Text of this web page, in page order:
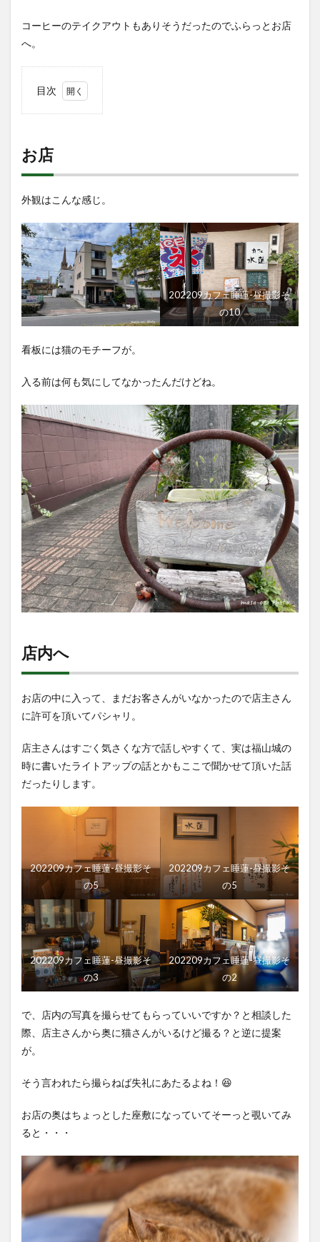
コーヒーのテイクアウトもありそうだったのでふらっとお店
へ。
目次
店内
へ
3
だ料
理
3.1
一品
目
3.2
二品
4
に
5
情報
紹介
地図
情報
お店
外観はこんな感じ。
202209カフェ睡蓮-昼撮影そ
の10
看板には猫のモチーフが。
入る前は何も気にしてなかったんだけどね。
店内へ
お店の中に入って、まだお客さんがいなかったので店主さん
に許可を頂いてパシャリ。
店主さんはすごく気さくな方で話しやすくて、実は福山城の
時に書いたライトアップの話とかもここで聞かせて頂いた話
だったりします。
202209カフェ睡蓮-昼撮影そ
の5
202209カフェ睡蓮-昼撮影そ
の5
202209カフェ睡蓮-昼撮影そ
の3
202209カフェ睡蓮-昼撮影そ
の2
で、店内の写真を撮らせてもらっていいですか？と相談した
際、店主さんから奥に猫さんがいるけど撮る？と逆に提案
が。
そう言われたら撮らねば失礼にあたるよね！😆
お店の奥はちょっとした座敷になっていてそーっと覗いてみ
ると・・・